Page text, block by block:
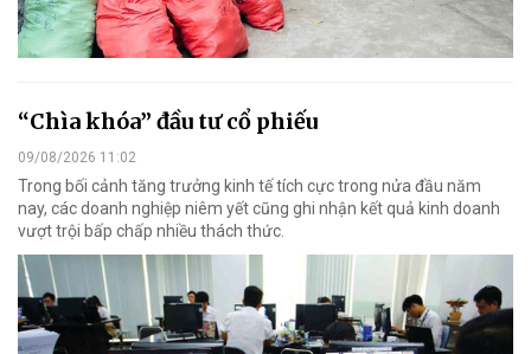
“Chìa khóa” đầu tư cổ phiếu
09/08/2026 11:02
Trong bối cảnh tăng trưởng kinh tế tích cực trong nửa đầu năm
nay, các doanh nghiệp niêm yết cũng ghi nhận kết quả kinh doanh
vượt trội bấp chấp nhiều thách thức.